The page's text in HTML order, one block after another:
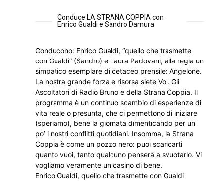
Conduce LA STRANA COPPIA con
Enrico Gualdi e Sandro Damura
Conducono: Enrico Gualdi, “quello che trasmette
con Gualdi” (Sandro) e Laura Padovani, alla regia un
simpatico esemplare di cetaceo prensile: Angelone.
La nostra grande forza e risorsa siete Voi. Gli
Ascoltatori di Radio Bruno e della Strana Coppia. Il
programma è un continuo scambio di esperienze di
vita reale o presunta, che ci permettono di iniziare
(speriamo), bene la giornata dimenticando per un
po’ i nostri conflitti quotidiani. Insomma, la Strana
Coppia è come un pozzo nero: puoi scaricarti
quanto vuoi, tanto qualcuno penserà a svuotarlo. Vi
vogliamo veramente un casino di bene.
Enrico Gualdi, quello che trasmette con Gualdi